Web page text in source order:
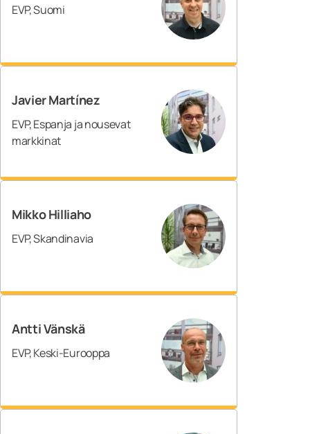
EVP, Suomi
Javier Martínez
EVP, Espanja ja nousevat
markkinat
Mikko Hilliaho
EVP, Skandinavia
Antti Vänskä
EVP, Keski-Eurooppa